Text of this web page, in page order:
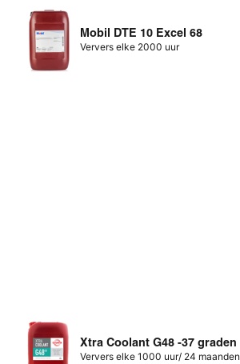
Mobil DTE 10 Excel 68
Ververs elke 2000 uur
Xtra Coolant G48 -37 graden
Ververs elke 1000 uur/ 24 maanden